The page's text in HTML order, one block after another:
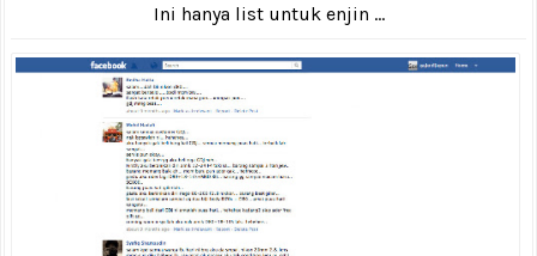
Ini hanya list untuk enjin ...